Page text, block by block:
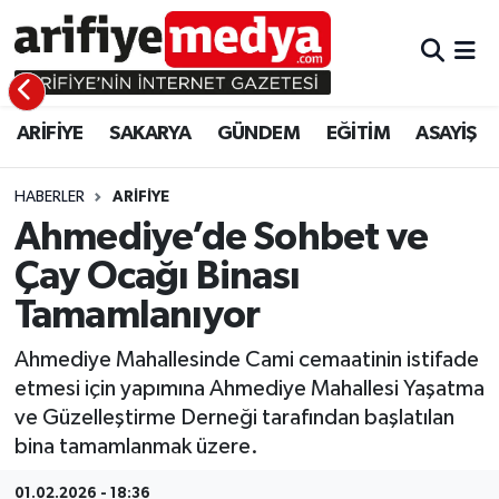
ARİFİYE SAKARYA GÜNDEM EĞİTİM ASAYİŞ
HABERLER ARİFİYE
Ahmediye’de Sohbet ve
Çay Ocağı Binası
Tamamlanıyor
Ahmediye Mahallesinde Cami cemaatinin istifade
etmesi için yapımına Ahmediye Mahallesi Yaşatma
ve Güzelleştirme Derneği tarafından başlatılan
bina tamamlanmak üzere.
01.02.2026 - 18:36
ARİFİYE
SAKARYA
GÜNDEM
EĞİTİM
ASAYİŞ
EKONOMİ
ARİFİYE
GÜNDEM
EĞİTİM
EKONOMİ
ASAYİŞ
Sakarya Hava Durumu
Sakarya Namaz Vakitleri
Sakarya Trafik Yoğunluk Haritası
Süper Lig Puan Durumu ve Fikstür
Tüm Manşetler
Son Dakika Haberleri
Haber Arşivi